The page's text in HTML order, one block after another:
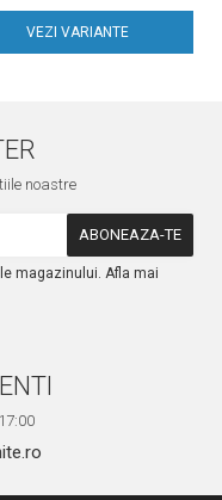
VEZI VARIANTE
noastre
magazinului. Afla mai